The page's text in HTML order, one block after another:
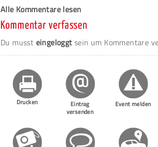
Alle Kommentare lesen
Kommentar verfassen
Du musst eingeloggt sein um Kommentare
Drucken
Eintrag
versenden
Event melden